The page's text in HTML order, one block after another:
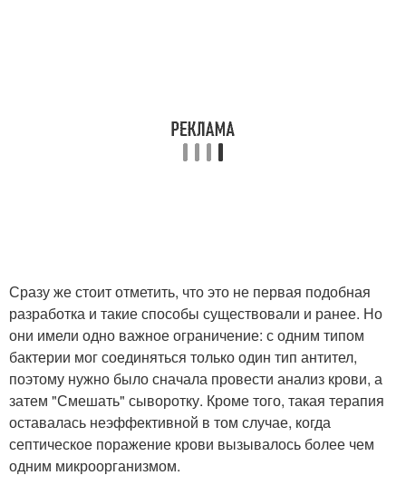
Сразу же стоит отметить, что это не первая подобная
разработка и такие способы существовали и ранее. Но
они имели одно важное ограничение: с одним типом
бактерии мог соединяться только один тип антител,
поэтому нужно было сначала провести анализ крови, а
затем "Смешать" сыворотку. Кроме того, такая терапия
оставалась неэффективной в том случае, когда
септическое поражение крови вызывалось более чем
одним микроорганизмом.